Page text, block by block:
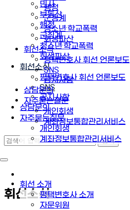
민사
부동산
행정
군징계
청소년·학교폭력
회생파산
휘선소식
평택변호사 휘선 언론보도
SNS
공지사항
상담문의
자주묻는질문
개인회생
계좌정보통합관리서비스
휘선 소개
평택변호사 소개
자문위원
행정
군징계
청소년·학교폭력
회생파산
휘선소식
평택변호사 휘선 언론보도
SNS
공지사항
상담문의
자주묻는질문
개인회생
계좌정보통합관리서비스
휘선소식